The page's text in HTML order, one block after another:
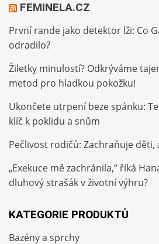
FEMINELA.CZ
První rande jako detektor lži: Co
odradilo?
Žiletky minulostí? Odkrýváme
metod pro hladkou pokožku!
Ukončete utrpení beze spánku:
klíč k poklidu a snům
Pečlivost rodičů: Zachraňuje děti,
„Exekuce mě zachránila,“ říká
dluhový strašák v životní výhru?
KATEGORIE PRODUKTŮ
Bazény a sprchy